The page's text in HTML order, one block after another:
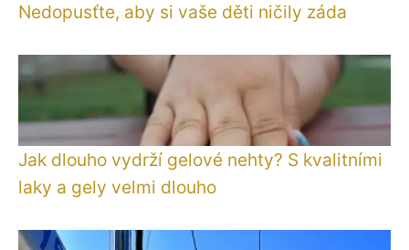
Nedopusťte, aby si vaše děti ničily záda
Jak dlouho vydrží gelové nehty? S kvalitními
laky a gely velmi dlouho